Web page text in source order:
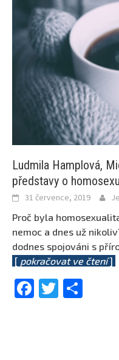
Ludmila Hamplová,
představy o
31 července, 2019
Proč byla
nemoc a dnes už
dodnes spojováni s
[ pokračovat ve čtení]
Facebook
Twitter